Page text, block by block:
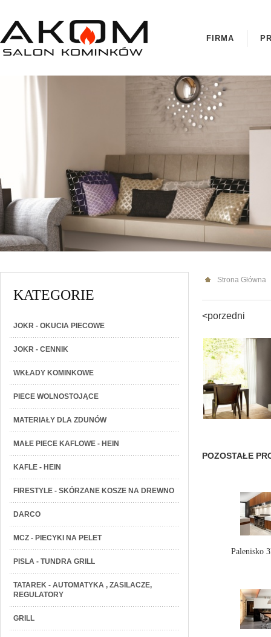
FIRMA
KATEGORIE
JOKR - OKUCIA PIECOWE
JOKR - CENNIK
WKŁADY KOMINKOWE
PIECE WOLNOSTOJĄCE
MATERIAŁY DLA ZDUNÓW
MAŁE PIECE KAFLOWE - HEIN
KAFLE - HEIN
FIRESTYLE - SKÓRZANE KOSZE NA DREWNO
DARCO
MCZ - PIECYKI NA PELET
PISLA - TUNDRA GRILL
TATAREK - AUTOMATYKA , ZASILACZE,
REGULATORY
GRILL
Strona Główna
<porzedni
POZOSTAŁE
Palenisko